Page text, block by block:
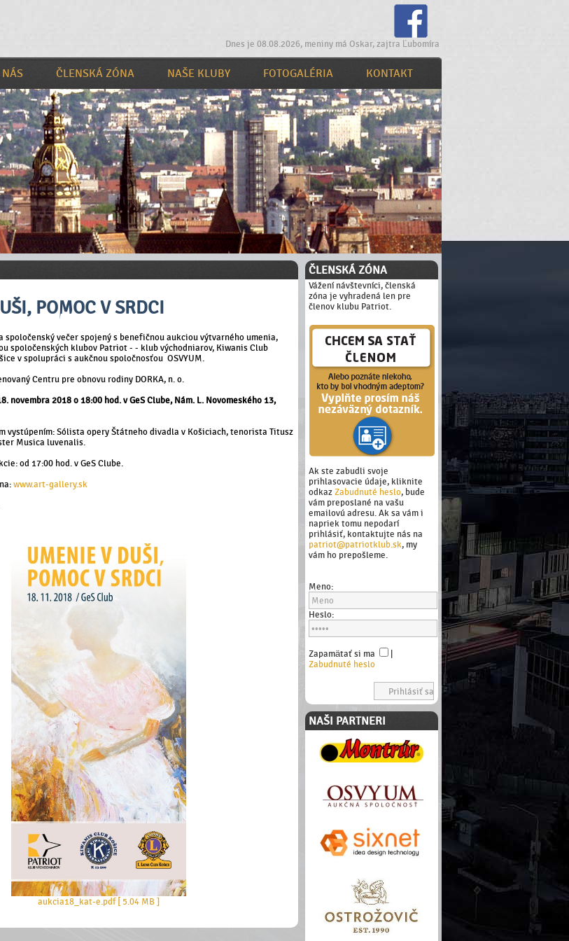
Dnes je 08.08.2026, meniny má Oskar, zajtra Ľubomíra
NÁS ČLENSKÁ ZÓNA NAŠE KLUBY FOTOGALÉRIA KONTAKT
ČLENSKÁ ZÓNA
Vážení návštevníci, členská
zóna je vyhradená len pre
členov klubu Patriot.
Ak ste zabudli svoje
prihlasovacie údaje, kliknite
odkaz Zabudnuté heslo, bude
vám preposlané na vašu
emailovú adresu. Ak sa vám i
napriek tomu nepodarí
prihlásiť, kontaktujte nás na
patriot@patriotklub.sk, my
vám ho prepošleme.
Meno:
Heslo:
Zapamätať si ma
Zabudnuté heslo
NAŠI PARTNERI
POMOC V SRDCI
spoločenský večer spojený s benefičnou aukciou výtvarného umenia,
spoločenských klubov Patriot - - klub východniarov, Kiwanis Club
v spolupráci s aukčnou spoločnosťou OSVYUM.
Centru pre obnovu rodiny DORKA, n. o.
novembra 2018 o 18:00 hod. v GeS Clube, Nám. L. Novomeského 13,
vystúpením: Sólista opery Štátneho divadla v Košiciach, tenorista Titusz
Musica luvenalis.
od 17:00 hod. v GeS Clube.
www.art-gallery.sk
aukcia18_kat-e.pdf [ 5.04 MB ]